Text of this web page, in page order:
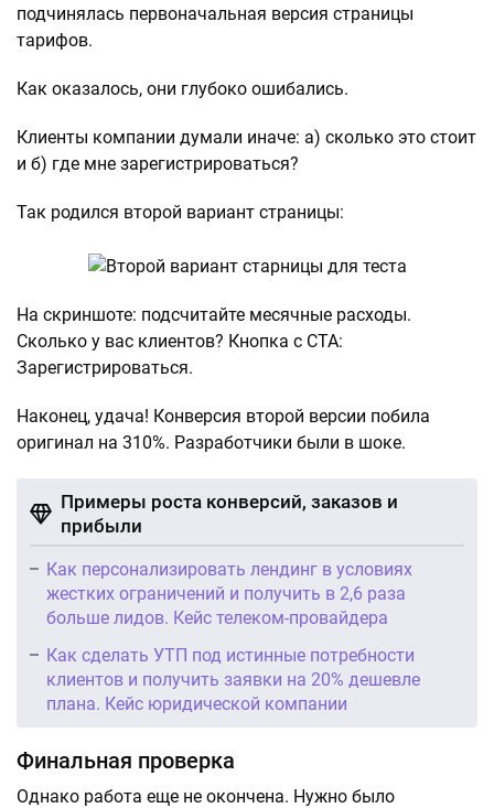
подчинялась первоначальная версия страницы
тарифов.
Как оказалось, они глубоко ошибались.
Клиенты компании думали иначе: а) сколько это стоит
и б) где мне зарегистрироваться?
Так родился второй вариант страницы:
На скриншоте: подсчитайте месячные расходы.
Сколько у вас клиентов? Кнопка с СТА:
Зарегистрироваться.
Наконец, удача! Конверсия второй версии побила
оригинал на 310%. Разработчики были в шоке.
Примеры роста конверсий, заказов и
прибыли
Как персонализировать лендинг в условиях
жестких ограничений и получить в 2,6 раза
больше лидов. Кейс телеком-провайдера
Как сделать УТП под истинные потребности
клиентов и получить заявки на 20% дешевле
плана. Кейс юридической компании
Финальная проверка
Однако работа еще не окончена. Нужно было